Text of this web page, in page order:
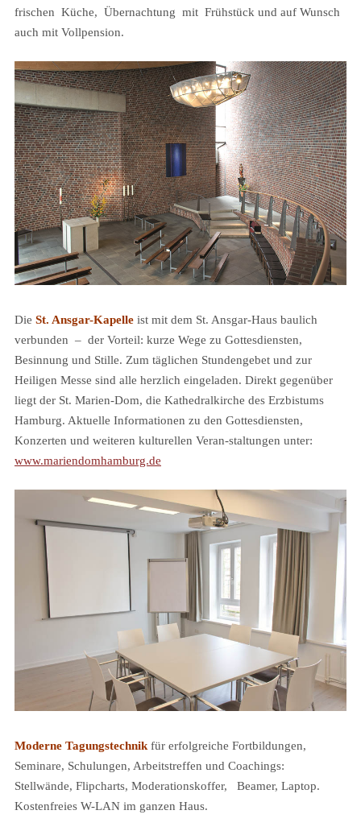
frischen Küche, Übernachtung mit Frühstück und auf Wunsch
auch mit Vollpension.
Die St. Ansgar-Kapelle ist mit dem St. Ansgar-Haus baulich
verbunden – der Vorteil: kurze Wege zu Gottesdiensten,
Besinnung und Stille. Zum täglichen Stundengebet und zur
Heiligen Messe sind alle herzlich eingeladen. Direkt gegenüber
liegt der St. Marien-Dom, die Kathedralkirche des Erzbistums
Hamburg. Aktuelle Informationen zu den Gottesdiensten,
Konzerten und weiteren kulturellen Veran-staltungen unter:
www.mariendomhamburg.de
Moderne Tagungstechnik für erfolgreiche Fortbildungen,
Seminare, Schulungen, Arbeitstreffen und Coachings:
Stellwände, Flipcharts, Moderationskoffer, Beamer, Laptop.
Kostenfreies W-LAN im ganzen Haus.